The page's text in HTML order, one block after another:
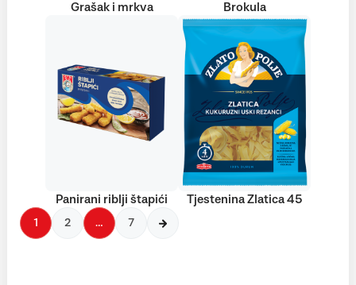
Grašak i mrkva Brokula
Panirani riblji štapići Tjestenina Zlatica 45
1 2 … 7